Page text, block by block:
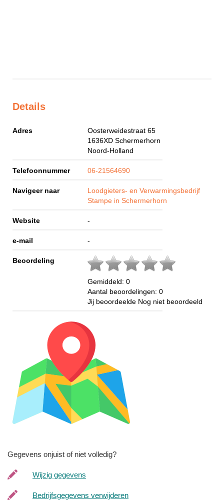
Details
Adres
Oosterweidestraat 65
1636XD Schermerhorn
Noord-Holland
Telefoonnummer 06-21564690
Navigeer naar
Loodgieters- en Verwarmingsbedrijf
Stampe in Schermerhorn
Website -
e-mail -
Beoordeling
Gemiddeld: 0
Aantal beoordelingen: 0
Jij beoordeelde Nog niet beoordeeld
Gegevens onjuist of niet volledig?
Wijzig gegevens
Bedrijfsgegevens verwijderen